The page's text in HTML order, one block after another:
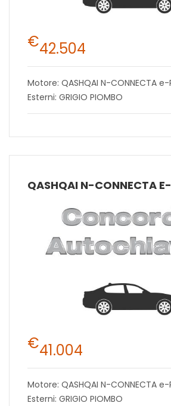
€42.504
Motore: QASHQAI N-CONNECTA e-
Esterni: GRIGIO PIOMBO
€41.004
Motore: QASHQAI N-CONNECTA e-
Esterni: GRIGIO PIOMBO